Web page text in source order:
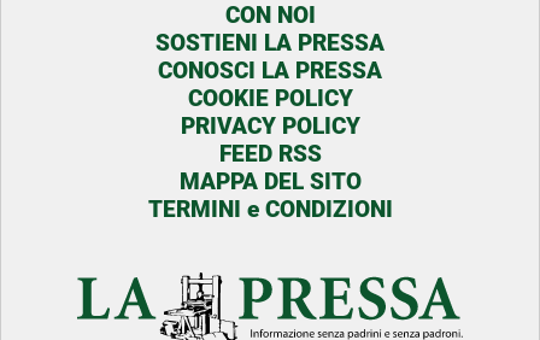
CON NOI
SOSTIENI LA PRESSA
CONOSCI LA PRESSA
COOKIE POLICY
PRIVACY POLICY
FEED RSS
MAPPA DEL SITO
TERMINI e CONDIZIONI